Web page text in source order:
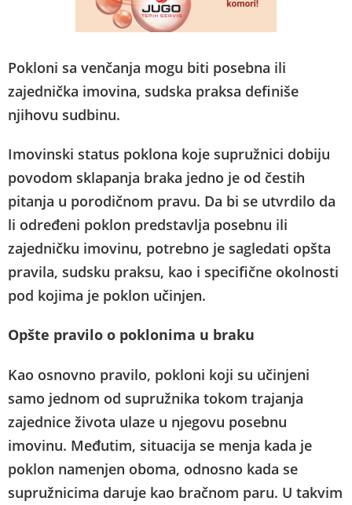
Pokloni sa venčanja mogu biti posebna ili
zajednička imovina, sudska praksa definiše
njihovu sudbinu.
Imovinski status poklona koje supružnici dobiju
povodom sklapanja braka jedno je od čestih
pitanja u porodičnom pravu. Da bi se utvrdilo da
li određeni poklon predstavlja posebnu ili
zajedničku imovinu, potrebno je sagledati opšta
pravila, sudsku praksu, kao i specifične okolnosti
pod kojima je poklon učinjen.
Opšte pravilo o poklonima u braku
Kao osnovno pravilo, pokloni koji su učinjeni
samo jednom od supružnika tokom trajanja
zajednice života ulaze u njegovu posebnu
imovinu. Međutim, situacija se menja kada je
poklon namenjen oboma, odnosno kada se
supružnicima daruje kao bračnom paru. U takvim